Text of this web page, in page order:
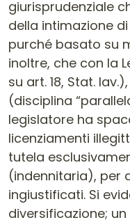
giurisprudenziale
della intimazione
purché basato su
inoltre, che con la
su art. 18, Stat.
(disciplina
legislatore ha
licenziamenti
tutela
(indennitaria), per
ingiustificati. Si
diversificazione;